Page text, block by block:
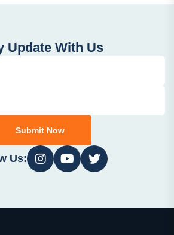
Update With Us
Submit Now
Us: